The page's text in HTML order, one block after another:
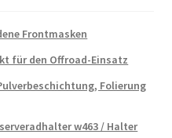
Frontmasken
für den Offroad-Einsatz
Folierung
w463 / Halter